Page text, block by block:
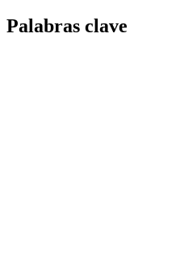
Palabras clave